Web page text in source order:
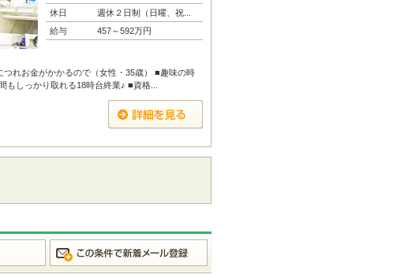
休日
週休２日制（日曜、祝...
給与
457～592万円
つれお金がかかるので（女性・35歳） ■趣味の時
もしっかり取れる18時台終業♪ ■資格...